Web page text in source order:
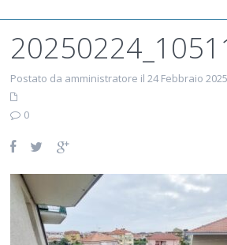
Postato da amministratore il 24 Febbraio 2025
0